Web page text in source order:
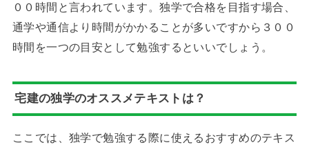
００時間と言われています。独学で合格を目指す場合、
通学や通信より時間がかかることが多いですから３００
時間を一つの目安として勉強するといいでしょう。
宅建の独学のオススメテキストは？
ここでは、独学で勉強する際に使えるおすすめのテキス